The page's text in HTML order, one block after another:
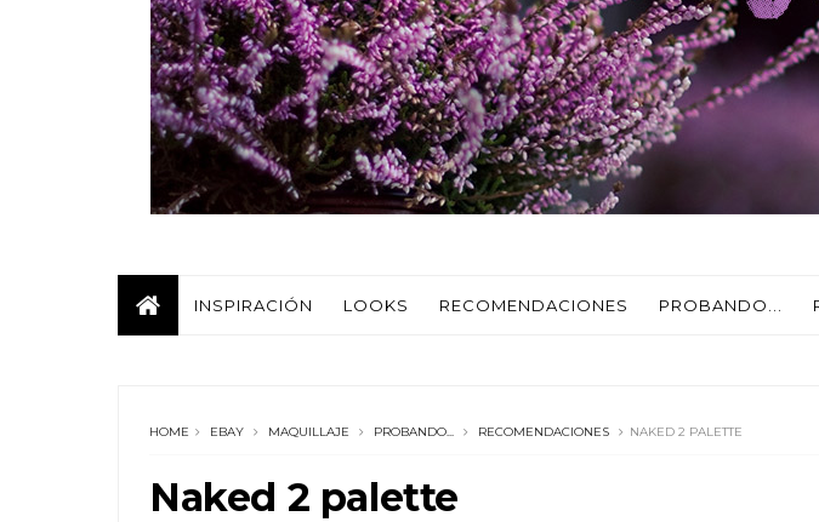
INSPIRACIÓN LOOKS RECOMENDACIONES PROBANDO...
HOME EBAY MAQUILLAJE PROBANDO... RECOMENDACIONES NAKED 2 PALETTE
Naked 2 palette